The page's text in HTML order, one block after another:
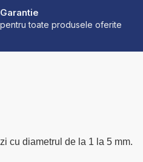
Garantie
pentru toate produsele oferite
cu diametrul de la 1 la 5 mm.